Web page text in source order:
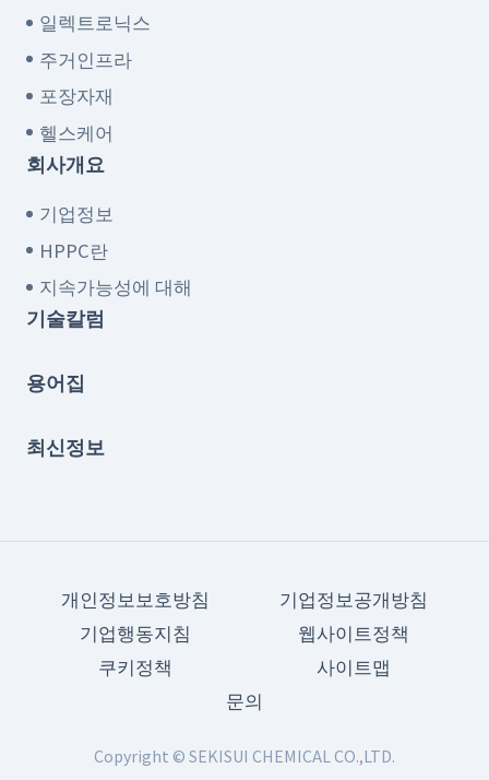
일렉트로닉스
주거인프라
포장자재
헬스케어
회사개요
기업정보
HPPC란
지속가능성에 대해
기술칼럼
용어집
최신정보
개인정보보호방침
기업정보공개방침
기업행동지침
웹사이트정책
쿠키정책
사이트맵
문의
Copyright © SEKISUI CHEMICAL CO.,LTD.